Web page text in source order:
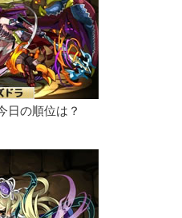
日の順位は？